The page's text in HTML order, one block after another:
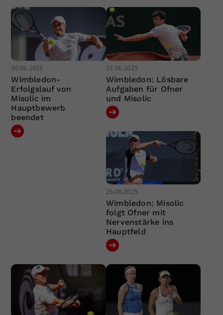
30.06.2025
Wimbledon-
Erfolgslauf von
Misolic im
Hauptbewerb
beendet
27.06.2025
Wimbledon: Lösbare
Aufgaben für Ofner
und Misolic
26.06.2025
Wimbledon: Misolic
folgt Ofner mit
Nervenstärke ins
Hauptfeld